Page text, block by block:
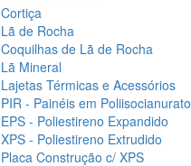
Cortiça
Lã de Rocha
Coquilhas de Lã de Rocha
Lã Mineral
Lajetas Térmicas e Acessórios
PIR - Painéis em Poliisocianurato
EPS - Poliestireno Expandido
XPS - Poliestireno Extrudido
Placa Construção c/ XPS